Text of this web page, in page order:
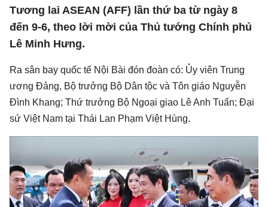
Tương lai ASEAN (AFF) lần thứ ba từ ngày 8
đến 9-6, theo lời mời của Thủ tướng Chính phủ
Lê Minh Hưng.
Ra sân bay quốc tế Nội Bài đón đoàn có: Ủy viên Trung
ương Đảng, Bộ trưởng Bộ Dân tộc và Tôn giáo Nguyễn
Đình Khang; Thứ trưởng Bộ Ngoại giao Lê Anh Tuấn; Đại
sứ Việt Nam tại Thái Lan Phạm Việt Hùng.